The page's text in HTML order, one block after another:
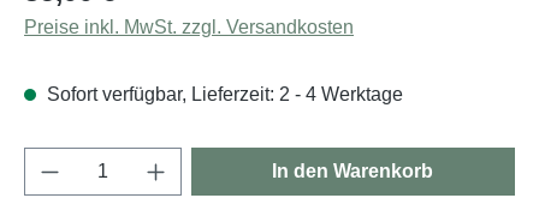
Preise inkl. MwSt. zzgl. Versandkosten
Sofort verfügbar, Lieferzeit: 2 - 4 Werktage
Produkt Anzahl: Gib den gewünschten
In den Warenkorb